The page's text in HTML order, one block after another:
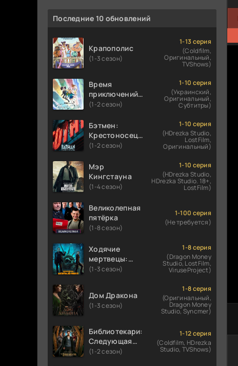
Последние 10 обновлений
Крапополис
(1-3 сезон)
1-13 серия
(Coldfilm,
Оригинальный,
TVShows)
Время
приключений:
Фионна и Кейк
(1-2 сезон)
1-10 серия
(Украинский,
Оригинальный,
Субтитры)
Бэтмен:
Крестоносец в
плаще
(1-2 сезон)
1-10 серия
(HDrezka Studio,
LostFilm,
Оригинальный)
Мэр
Кингстауна
(1-4 сезон)
1-10 серия
(HDrezka Studio,
HDrezka Studio. 18+,
LostFilm)
Великолепная
пятёрка
(1-8 сезон)
1-100 серия
(Не требуется)
Ходячие
мертвецы:
Мертвый
(1-3 сезон)
1-8 серия
(Dragon Money
Studio, LostFilm,
ViruseProject)
Дом Дракона
(1-3 сезон)
1-8 серия
(Оригинальный,
Dragon Money
Studio, Syncmer)
Библиотекари:
Следующая
глава
(1-2 сезон)
1-12 серия
(Coldfilm, HDrezka
Studio, TVShows)